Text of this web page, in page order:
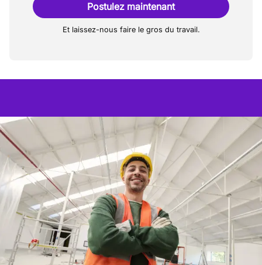
Postulez maintenant
Et laissez-nous faire le gros du travail.